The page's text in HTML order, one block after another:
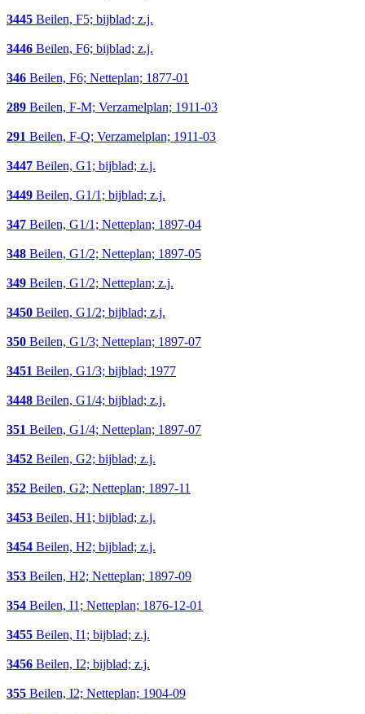
3445 Beilen, F5; bijblad; z.j.
3446 Beilen, F6; bijblad; z.j.
346 Beilen, F6; Netteplan; 1877-01
289 Beilen, F-M; Verzamelplan; 1911-03
291 Beilen, F-Q; Verzamelplan; 1911-03
3447 Beilen, G1; bijblad; z.j.
3449 Beilen, G1/1; bijblad; z.j.
347 Beilen, G1/1; Netteplan; 1897-04
348 Beilen, G1/2; Netteplan; 1897-05
349 Beilen, G1/2; Netteplan; z.j.
3450 Beilen, G1/2; bijblad; z.j.
350 Beilen, G1/3; Netteplan; 1897-07
3451 Beilen, G1/3; bijblad; 1977
3448 Beilen, G1/4; bijblad; z.j.
351 Beilen, G1/4; Netteplan; 1897-07
3452 Beilen, G2; bijblad; z.j.
352 Beilen, G2; Netteplan; 1897-11
3453 Beilen, H1; bijblad; z.j.
3454 Beilen, H2; bijblad; z.j.
353 Beilen, H2; Netteplan; 1897-09
354 Beilen, I1; Netteplan; 1876-12-01
3455 Beilen, I1; bijblad; z.j.
3456 Beilen, I2; bijblad; z.j.
355 Beilen, I2; Netteplan; 1904-09